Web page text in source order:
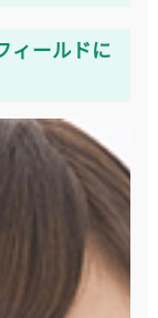
ィールドに